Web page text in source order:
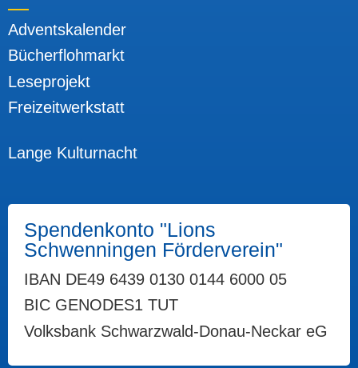
Adventskalender
Bücherflohmarkt
Leseprojekt
Freizeitwerkstatt
Lange Kulturnacht
Spendenkonto "Lions
Schwenningen Förderverein"
IBAN DE49 6439 0130 0144 6000 05
BIC GENODES1 TUT
Volksbank Schwarzwald-Donau-Neckar eG